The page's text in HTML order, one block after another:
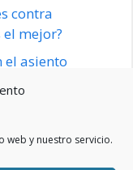
web y nuestro servicio.
contra
el mejor?
el asiento